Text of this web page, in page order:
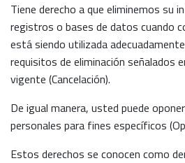
Tiene derecho a que eliminemos su
registros o bases de datos cuando
está siendo utilizada
requisitos de eliminación señalados
vigente (Cancelación).
De igual manera, usted puede
personales para fines específicos
Estos derechos se conocen como